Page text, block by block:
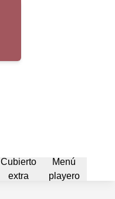
Cubierto
extra
Menú
playero